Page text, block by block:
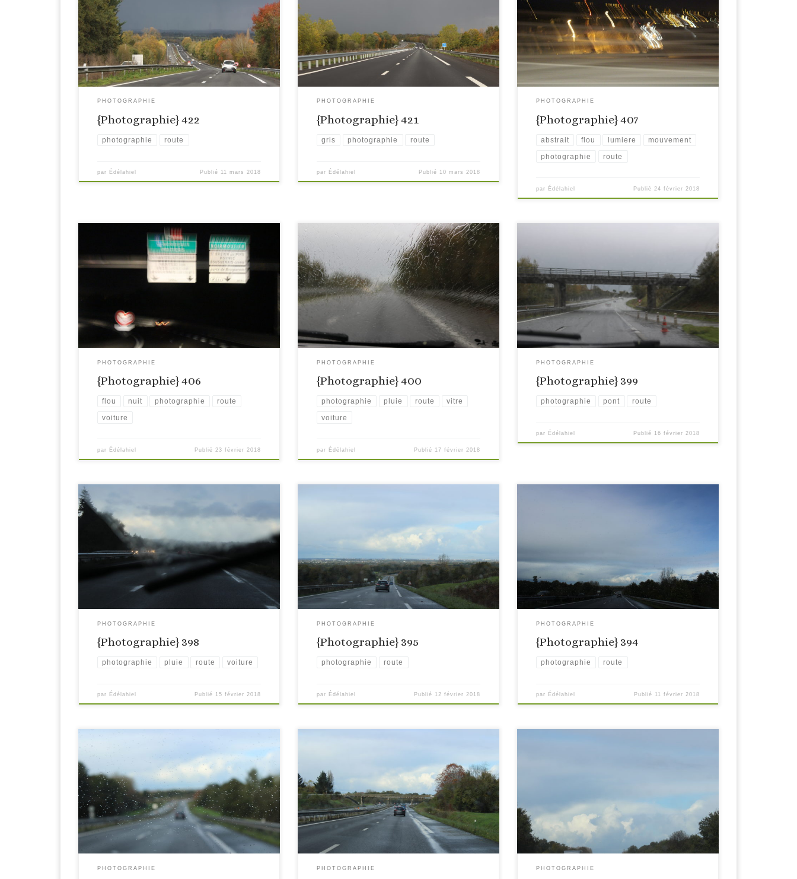
PHOTOGRAPHIE
{Photographie} 422
photographie route
par Édélahiel Publié 11 mars 2018
PHOTOGRAPHIE
{Photographie} 421
gris photographie route
par Édélahiel Publié 10 mars 2018
PHOTOGRAPHIE
{Photographie} 407
abstrait flou lumiere mouvement
photographie route
par Édélahiel Publié 24 février 2018
PHOTOGRAPHIE
{Photographie} 406
flou nuit photographie route
voiture
par Édélahiel Publié23 février 2018
PHOTOGRAPHIE
{Photographie} 400
photographie pluie route vitre
voiture
par Édélahiel Publié 17 février 2018
PHOTOGRAPHIE
{Photographie} 399
photographie pont route
par Édélahiel Publié 16 février 2018
PHOTOGRAPHIE
{Photographie} 398
photographie pluie route voiture
par Édélahiel Publié 15 février 2018
PHOTOGRAPHIE
{Photographie} 395
photographie route
par Édélahiel Publié 12 février 2018
PHOTOGRAPHIE
{Photographie} 394
photographie route
par Édélahiel Publié 11 février 2018
PHOTOGRAPHIE PHOTOGRAPHIE PHOTOGRAPHIE